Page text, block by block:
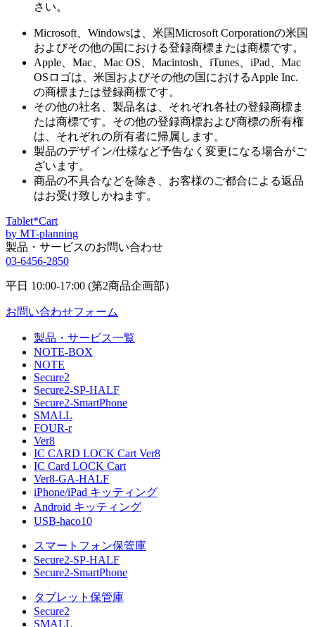
さい。
Microsoft、Windowsは、米国Microsoft Corporationの米国
およびその他の国における登録商標または商標です。
Apple、Mac、Mac OS、Macintosh、iTunes、iPad、Mac
OSロゴは、米国およびその他の国におけるApple Inc.
の商標または登録商標です。
その他の社名、製品名は、それぞれ各社の登録商標ま
たは商標です。その他の登録商標および商標の所有権
は、それぞれの所有者に帰属します。
製品のデザイン/仕様など予告なく変更になる場合がご
ざいます。
商品の不具合などを除き、お客様のご都合による返品
はお受け致しかねます。
Tablet*Cart
by MT-planning
製品・サービスのお問い合わせ
03-6456-2850
平日 10:00-17:00 (第2商品企画部）
お問い合わせフォーム
製品・サービス一覧
NOTE-BOX
NOTE
Secure2
Secure2-SP-HALF
Secure2-SmartPhone
SMALL
FOUR-r
Ver8
IC CARD LOCK Cart Ver8
IC Card LOCK Cart
Ver8-GA-HALF
iPhone/iPad キッティング
Android キッティング
USB-haco10
スマートフォン保管庫
Secure2-SP-HALF
Secure2-SmartPhone
タブレット保管庫
Secure2
SMALL